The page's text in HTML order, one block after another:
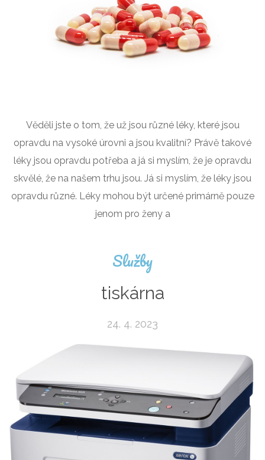
Věděli jste o tom, že už jsou různé léky, které jsou
opravdu na vysoké úrovni a jsou kvalitní? Právě takové
léky jsou opravdu potřeba a já si myslím, že je opravdu
skvělé, že na našem trhu jsou. Já si myslím, že léky jsou
opravdu různé. Léky mohou být určené primárně pouze
jenom pro ženy a
Služby
tiskárna
24. 4. 2023